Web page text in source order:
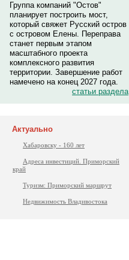
Группа компаний "Остов"
планирует построить мост,
который свяжет Русский остров
с островом Елены. Переправа
станет первым этапом
масштабного проекта
комплексного развития
территории. Завершение работ
намечено на конец 2027 года.
статьи раздела
Актуально
Хабаровску - 160 лет
Адреса инвестиций. Приморский
край
Туризм: Приморский маршрут
Недвижимость Владивостока